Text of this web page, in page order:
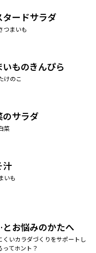
ードサラダ
つまいも
ものきんぴら
けのこ
のサラダ
菜
汁
いも
お悩みのかたへ
いカラダづくりをサポートし
てホント？